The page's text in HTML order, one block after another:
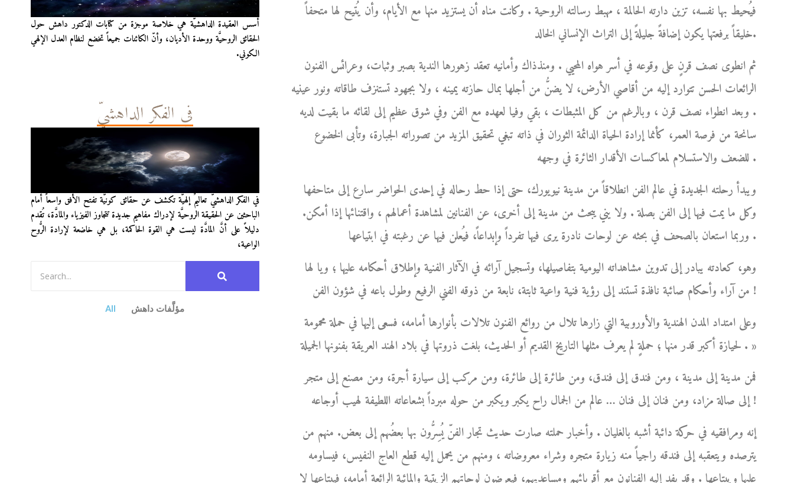
أُسس العقيدة الداهشيّة هي خلاصة موجزة من كتابات الدكتور داهش حول
الحقائق الروحيَّة ووحدة الأديان، وأنّ الكائنات جميعاً تخضع لنظام العدل الإلهي
الكوني.
في الفكر الداهشيّ
في الفكر الداهشيّ تعاليمٌ إلهيَّة تكشف عن حقائق كونيَّة تفتح الأفق واسعاً أمام
الباحثين عن الحقيقة الروحيَّة لإدراك مفاهيم جديدة تتجاوز الفيزياء والمادَّة، تُقدم
دليلاً على أنَّ المادَّة ليست هي القوة الحاكمة، بل هي خاضعة لإرادة الرُّوح
الواعية،
All مؤلَّفات داهش
فيُحيط بها نفسه، تزين دارته الحالمة ، مهبط رسالته الروحية . وكانت مناه أن يستزيد منها مع الأيام، وأن يُتيح لها متحفاً
خليقاً برفعتها يكون إضافةً جليلةً إلى التراث الإنساني الخالد.
ثم انطوى نصف قرنٍ على وقوعه في أسر هواه المحيي . ومنذذاك وأمانيه تعقد زهورها الندية بصبر وثبات، وعرائس الفنون
الرائعات الحسن تتوارد إليه من أقاصي الأرض، لا يضنُّ من أجلها بمال حازته يمينه ، ولا بجهود تستنزف طاقاته ونور عينيه
. وبعد انطواء نصف قرن ، وبالرغم من كل المثبطات ، بقي وفيا لعهده مع الفن وفي شوق عظيم إلى لقائه ما بقيت لديه
سانحة من فرصة العمر، كأنما إرادة الحياة الدائمة الثوران في ذاته تبغي تحقيق المزيد من تصوراته الجبارة، وتأبى الخضوع
للضعف والاستسلام لمعاكسات الأقدار الثائرة في وجهه .
ويبدأ رحلته الجديدة في عالم الفن انطلاقاً من مدينة نيويورك، حتى إذا حط رحاله في إحدى الحواضر سارع إلى متاحفها
وكل ما يمت فيها إلى الفن بصلة . ولا يني يبحث من مدينة إلى أخرى، عن الفنانين لمشاهدة أعمالهم ، واقتنائها إذا أمكن.
وربما استعان بالصحف في بحثه عن لوحات نادرة يرى فيها تفرداً وإبداعاً، فيُعلن فيها عن رغبته في ابتياعها .
وهو، كعادته يبادر إلى تدوين مشاهداته اليومية بتفاصيلها، وتسجيل آرائه في الآثار الفنية وإطلاق أحكامه عليها ؛ ويا لها
من آراء وأحكام صائبة نافذة تستند إلى رؤية فنية واعية ثابتة، نابعة من ذوقه الفني الرفيع وطول باعه في شؤون الفن !
وعلى امتداد المدن الهندية والأوروبية التي زارها تلال من روائع الفنون تلالات بأنوارها أمامه، فسعى إليها في حملة محمومة
لحيازة أكبر قدر منها ؛ حملةٍ لم يعرف مثلها التاريخ القديم أو الحديث، بلغت ذروتها في بلاد الهند العريقة بفنونها الجميلة . »
فمن مدينة إلى مدينة ، ومن فندق إلى فندق، ومن طائرة إلى طائرة، ومن مركب إلى سيارة أجرة، ومن مصنع إلى متجر
إلى صالة مزاد، ومن فنان إلى فنان … عالم من الجمال راح يكبر ويكبر من حوله مبرداً بشعاعاته اللطيفة لهيب أوجاعه !
إنه ومرافقيه في حركة دائبة أشبه بالغليان . وأخبار حملته صارت حديث تجار الفنّ يُسِرُّون بها بعضُهم إلى بعض. منهم من
يترصده ويتعقبه إلى فندقه راجياً منه زيارة متجره وشراء معروضاته ، ومنهم من يحمل إليه قطع العاج النفيس، فيساومه